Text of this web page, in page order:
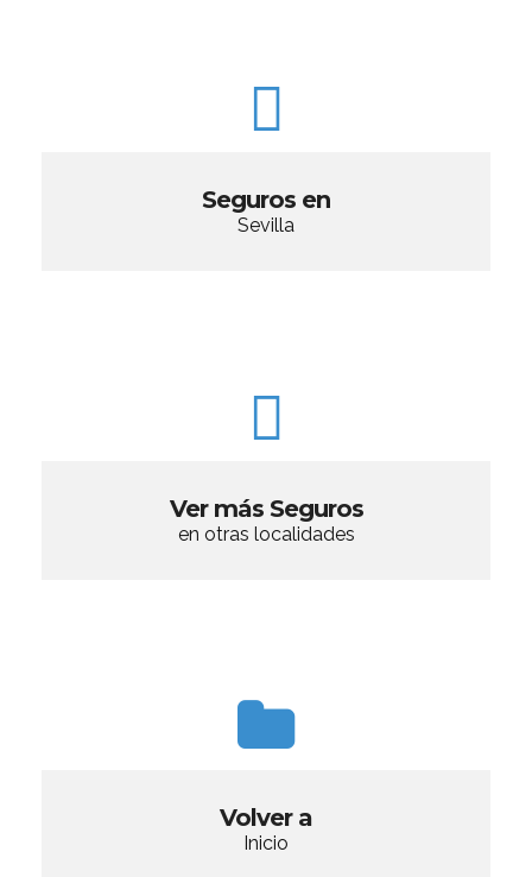
Seguros en
Sevilla
Ver más Seguros
en otras localidades
Volver a
Inicio